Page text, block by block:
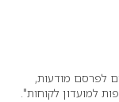
לפרסם מודעות,
למועדון לקוחות".